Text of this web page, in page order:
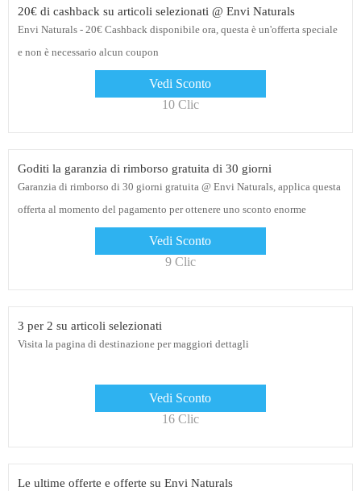
20€ di cashback su articoli selezionati @ Envi Naturals
Envi Naturals - 20€ Cashback disponibile ora, questa è un'offerta speciale
e non è necessario alcun coupon
Vedi Sconto
10 Clic
Goditi la garanzia di rimborso gratuita di 30 giorni
Garanzia di rimborso di 30 giorni gratuita @ Envi Naturals, applica questa
offerta al momento del pagamento per ottenere uno sconto enorme
Vedi Sconto
9 Clic
3 per 2 su articoli selezionati
Visita la pagina di destinazione per maggiori dettagli
Vedi Sconto
16 Clic
Le ultime offerte e offerte su Envi Naturals